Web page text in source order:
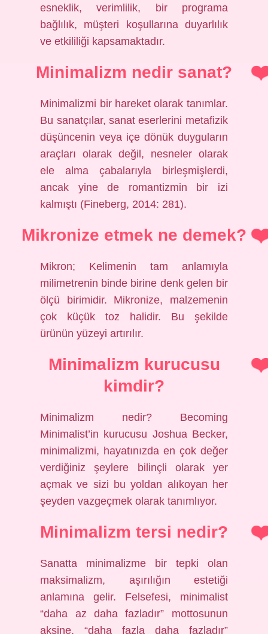
esneklik, verimlilik, bir programa
bağlılık, müşteri koşullarına duyarlılık
ve etkililiği kapsamaktadır.
Minimalizm nedir sanat?
Minimalizmi bir hareket olarak tanımlar.
Bu sanatçılar, sanat eserlerini metafizik
düşüncenin veya içe dönük duyguların
araçları olarak değil, nesneler olarak
ele alma çabalarıyla birleşmişlerdi,
ancak yine de romantizmin bir izi
kalmıştı (Fineberg, 2014: 281).
Mikronize etmek ne demek?
Mikron; Kelimenin tam anlamıyla
milimetrenin binde birine denk gelen bir
ölçü birimidir. Mikronize, malzemenin
çok küçük toz halidir. Bu şekilde
ürünün yüzeyi artırılır.
Minimalizm kurucusu
kimdir?
Minimalizm nedir? Becoming
Minimalist’in kurucusu Joshua Becker,
minimalizmi, hayatınızda en çok değer
verdiğiniz şeylere bilinçli olarak yer
açmak ve sizi bu yoldan alıkoyan her
şeyden vazgeçmek olarak tanımlıyor.
Minimalizm tersi nedir?
Sanatta minimalizme bir tepki olan
maksimalizm, aşırılığın estetiği
anlamına gelir. Felsefesi, minimalist
“daha az daha fazladır” mottosunun
aksine, “daha fazla daha fazladır”